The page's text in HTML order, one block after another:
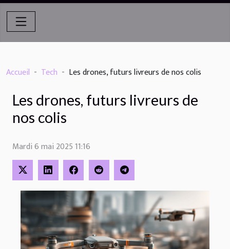
Accueil Tech Les drones, futurs livreurs de nos colis
Les drones, futurs livreurs de
nos colis
Mardi 6 mai 2025 11:16